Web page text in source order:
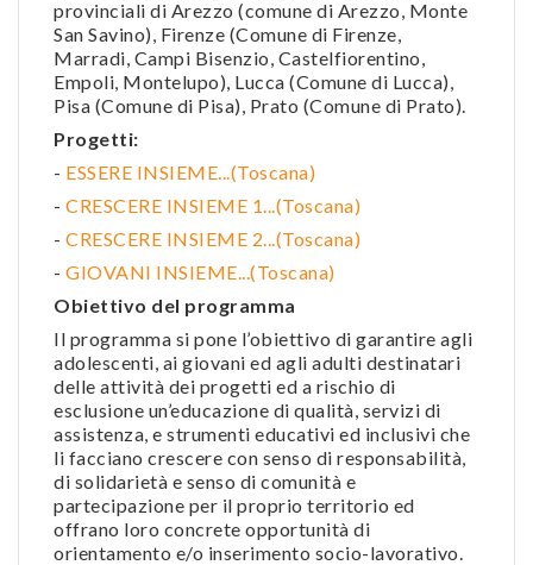
provinciali di Arezzo (comune di Arezzo, Monte
San Savino), Firenze (Comune di Firenze,
Marradi, Campi Bisenzio, Castelfiorentino,
Empoli, Montelupo), Lucca (Comune di Lucca),
Pisa (Comune di Pisa), Prato (Comune di Prato).
Progetti:
- ESSERE INSIEME...(Toscana)
- CRESCERE INSIEME 1...(Toscana)
- CRESCERE INSIEME 2...(Toscana)
- GIOVANI INSIEME...(Toscana)
Obiettivo del programma
Il programma si pone l’obiettivo di garantire agli
adolescenti, ai giovani ed agli adulti destinatari
delle attività dei progetti ed a rischio di
esclusione un’educazione di qualità, servizi di
assistenza, e strumenti educativi ed inclusivi che
li facciano crescere con senso di responsabilità,
di solidarietà e senso di comunità e
partecipazione per il proprio territorio ed
offrano loro concrete opportunità di
orientamento e/o inserimento socio-lavorativo.